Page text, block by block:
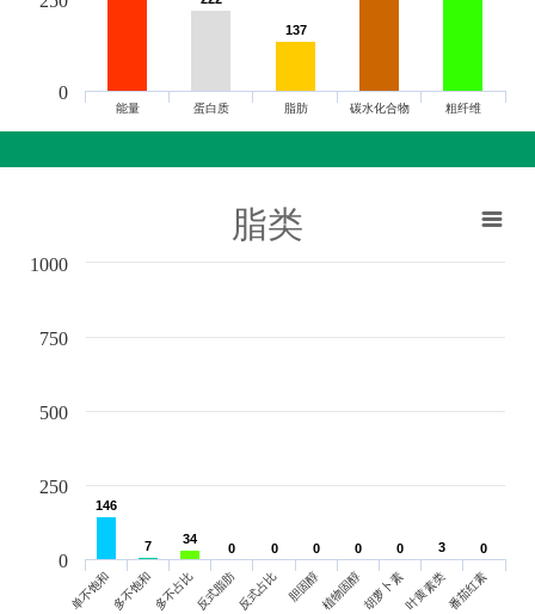
137
137
能量 蛋白质 脂肪 碳水化合物 粗纤维
0
脂类
146
146
7
7 34
34
0
0 0
0 0
0 0
0 0
0 3
3 0
0
单不饱和多不饱和多不占比反式脂肪反式占比 胆固醇植物固醇胡萝卜素叶黄素类番茄红素
0
250
500
750
1000